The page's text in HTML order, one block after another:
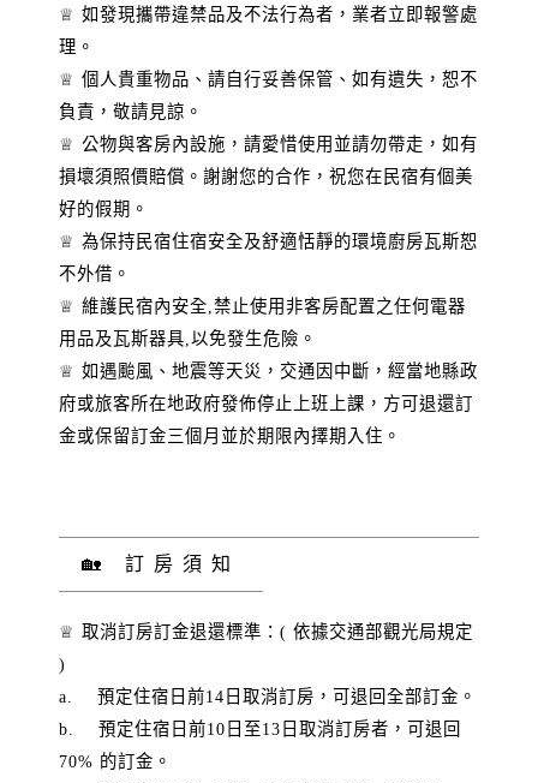
♕ 如發現攜帶違禁品及不法行為者，業者立即報警處
理。
♕ 個人貴重物品、請自行妥善保管、如有遺失，恕不
負責，敬請見諒。
♕ 公物與客房內設施，請愛惜使用並請勿帶走，如有
損壞須照價賠償。謝謝您的合作，祝您在民宿有個美
好的假期。
♕ 為保持民宿住宿安全及舒適恬靜的環境廚房瓦斯恕
不外借。
♕ 維護民宿內安全,禁止使用非客房配置之任何電器
用品及瓦斯器具,以免發生危險。
♕ 如遇颱風、地震等天災，交通因中斷，經當地縣政
府或旅客所在地政府發佈停止上班上課，方可退還訂
金或保留訂金三個月並於期限內擇期入住。
🏡 訂房須知
♕ 取消訂房訂金退還標準：( 依據交通部觀光局規定
)
a. 預定住宿日前14日取消訂房，可退回全部訂金。
b. 預定住宿日前10日至13日取消訂房者，可退回
70% 的訂金。